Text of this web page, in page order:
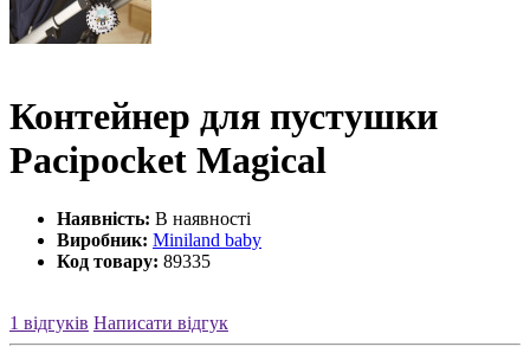
Контейнер для пустушки
Pacipocket Magical
Наявність: В наявності
Виробник: Miniland baby
Код товару: 89335
1 відгуків Написати відгук